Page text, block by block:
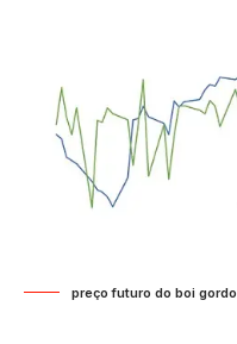
preço futuro do boi gordo